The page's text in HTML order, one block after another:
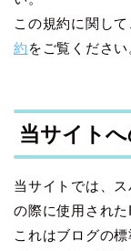
この規約に関し
約 をご覧ください
当サイト
当サイトでは、
の際に使用された
これはブログの